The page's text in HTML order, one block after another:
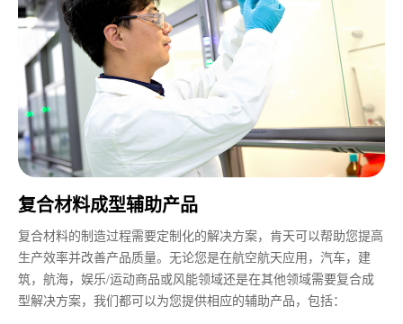
复合材料成型辅助产品
复合材料的制造过程需要定制化的解决方案，肯天可以帮助您提高
生产效率并改善产品质量。无论您是在航空航天应用，汽车，建
筑，航海，娱乐/运动商品或风能领域还是在其他领域需要复合成
型解决方案，我们都可以为您提供相应的辅助产品，包括：